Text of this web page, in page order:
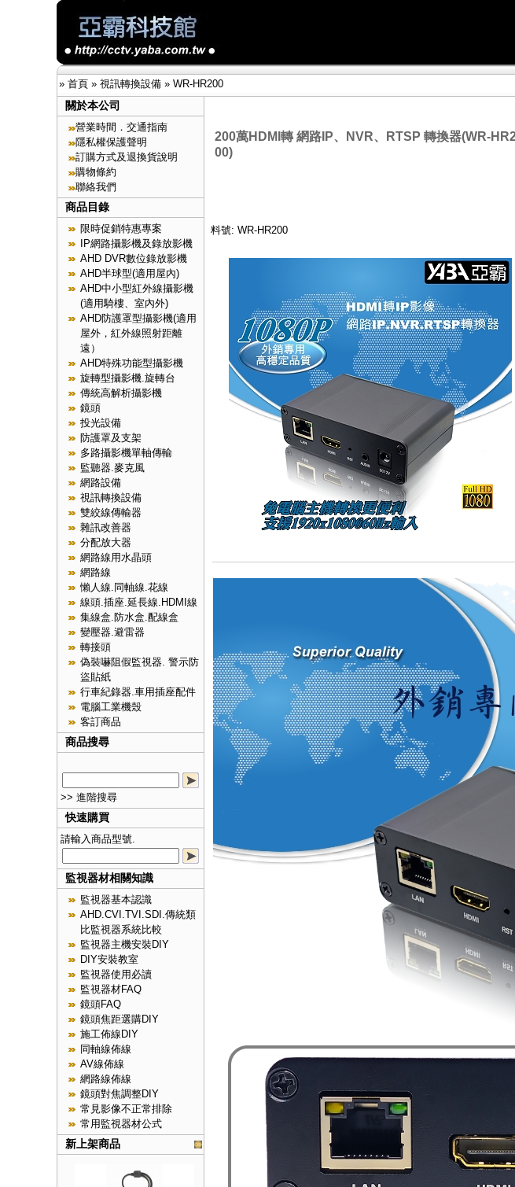
» 首頁 » 視訊轉換設備 » WR-HR200
關於本公司
營業時間．交通指南
隱私權保護聲明
訂購方式及退換貨說明
購物條約
聯絡我們
商品目錄
限時促銷特惠專案
IP網路攝影機及錄放影機
AHD DVR數位錄放影機
AHD半球型(適用屋內)
AHD中小型紅外線攝影機
(適用騎樓、室內外)
AHD防護罩型攝影機(適用
屋外，紅外線照射距離
遠）
AHD特殊功能型攝影機
旋轉型攝影機.旋轉台
傳統高解析攝影機
鏡頭
投光設備
防護罩及支架
多路攝影機單軸傳輸
監聽器.麥克風
網路設備
視訊轉換設備
雙絞線傳輸器
雜訊改善器
分配放大器
網路線用水晶頭
網路線
懶人線.同軸線.花線
線頭.插座.延長線.HDMI線
集線盒.防水盒.配線盒
變壓器.避雷器
轉接頭
偽裝嚇阻假監視器. 警示防
盜貼紙
行車紀錄器.車用插座配件
電腦工業機殼
客訂商品
商品搜尋
>> 進階搜尋
快速購買
請輸入商品型號.
監視器材相關知識
監視器基本認識
AHD.CVI.TVI.SDI.傳統類
比監視器系統比較
監視器主機安裝DIY
DIY安裝教室
監視器使用必讀
監視器材FAQ
鏡頭FAQ
鏡頭焦距選購DIY
施工佈線DIY
同軸線佈線
AV線佈線
網路線佈線
鏡頭對焦調整DIY
常見影像不正常排除
常用監視器材公式
新上架商品
200萬HDMI轉 網路IP、NVR、RTSP 轉換器(WR-
00)
料號: WR-HR200